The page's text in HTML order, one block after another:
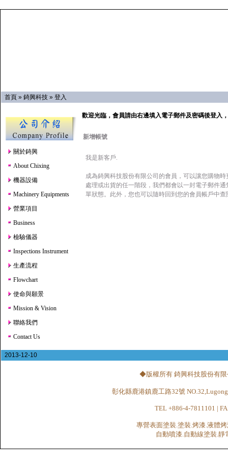
首頁 » 錡興科技 » 登入
關於錡興
About Chixing
機器設備
Machinery Equipments
營業項目
Business
檢驗儀器
Inspections Instrument
生產流程
Flowchart
使命與願景
Mission & Vision
聯絡我們
Contact Us
歡迎光臨，會員請由右邊填入電子郵件及密碼後登入
新增帳號
我是新客戶.
成為錡興科技股份有限公司的會員，可以讓您購物
處理或出貨的任一階段，我們都會以一封電子郵件
單狀態。此外，您也可以隨時回到您的會員帳戶中
2013-12-10
◆版權所有 錡興科技股份有限
彰化縣鹿港鎮鹿工路32號
TEL +886-4-7811101 |
專營表面塗裝.塗裝.烤漆.液體
自動噴漆.自動線塗裝.